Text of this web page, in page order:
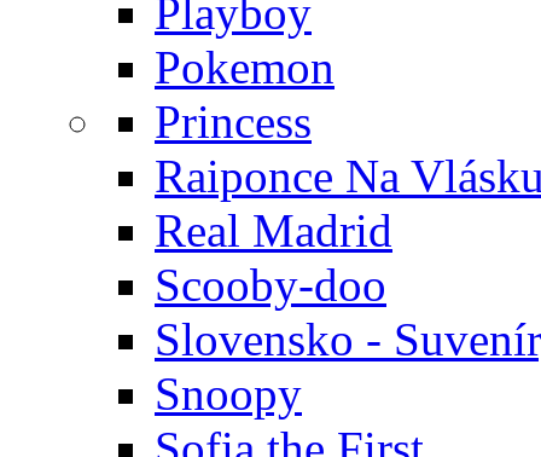
Playboy
Pokemon
Princess
Raiponce Na
Real Madrid
Scooby-doo
Slovensko -
Snoopy